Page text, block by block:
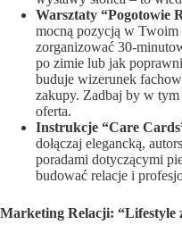
Warsztaty “Pogotowie
mocną pozycją w Twoim
zorganizować 30-
po zimie lub jak
buduje wizerunek
zakupy. Zadbaj by w tym
oferta.
Instrukcje “Care
dołączaj elegancką,
poradami dotyczącymi
budować relacje i
Marketing Relacji: “Lifestyle